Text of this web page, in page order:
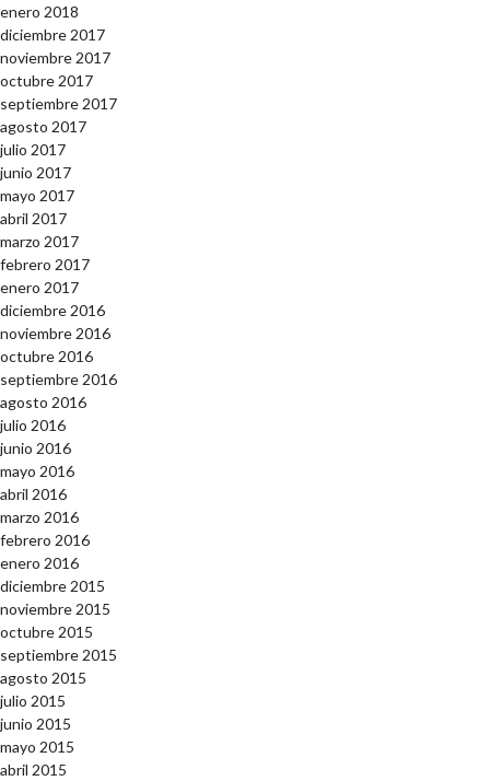
enero 2018
diciembre 2017
noviembre 2017
octubre 2017
septiembre 2017
agosto 2017
julio 2017
junio 2017
mayo 2017
abril 2017
marzo 2017
febrero 2017
enero 2017
diciembre 2016
noviembre 2016
octubre 2016
septiembre 2016
agosto 2016
julio 2016
junio 2016
mayo 2016
abril 2016
marzo 2016
febrero 2016
enero 2016
diciembre 2015
noviembre 2015
octubre 2015
septiembre 2015
agosto 2015
julio 2015
junio 2015
mayo 2015
abril 2015